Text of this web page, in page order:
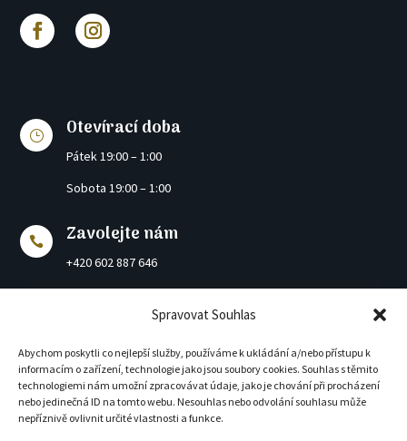
Spravovat Souhlas
Abychom poskytli co nejlepší služby, používáme k ukládání a/nebo přístupu k
informacím o zařízení, technologie jako jsou soubory cookies. Souhlas s těmito
technologiemi nám umožní zpracovávat údaje, jako je chování při procházení
nebo jedinečná ID na tomto webu. Nesouhlas nebo odvolání souhlasu může
nepříznivě ovlivnit určité vlastnosti a funkce.
} Otevírací doba
Pátek 19:00 – 1:00
Sobota 19:00 – 1:00
 Zavolejte nám
+420 602 887 646
Napište nám
 Kde nás najdete
Pláteníkova 49